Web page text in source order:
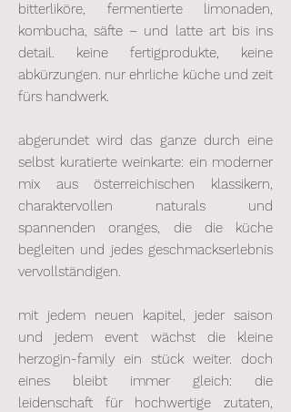
bitterliköre, fermentierte limonaden,
kombucha, säfte – und latte art bis ins
detail. keine fertigprodukte, keine
abkürzungen. nur ehrliche küche und zeit
fürs handwerk.
abgerundet wird das ganze durch eine
selbst kuratierte weinkarte: ein moderner
mix aus österreichischen klassikern,
charaktervollen naturals und
spannenden oranges, die die küche
begleiten und jedes geschmackserlebnis
vervollständigen.
mit jedem neuen kapitel, jeder saison
und jedem event wächst die kleine
herzogin-family ein stück weiter. doch
eines bleibt immer gleich: die
leidenschaft für hochwertige zutaten,